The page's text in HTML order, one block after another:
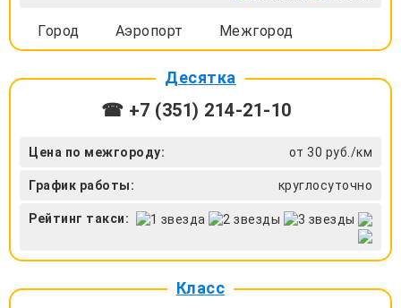
Город Аэропорт Межгород
Десятка
☎ +7 (351) 214-21-10
Цена по межгороду: от 30 руб./км
График работы: круглосуточно
Рейтинг такси:
Класс